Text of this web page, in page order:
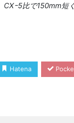
CXｰ5比で150mm短
Hatena